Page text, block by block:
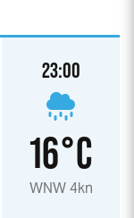
23:00
16°C
WNW 4kn